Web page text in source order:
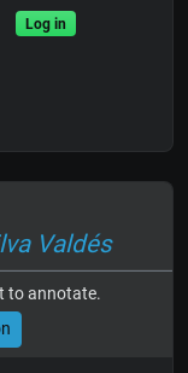
Log in
Valdés
to annotate.